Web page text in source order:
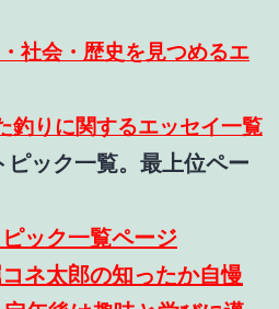
社会・歴史を見つめるエ
釣りに関するエッセイ一覧
ピック一覧。最上位ペー
ック一覧ページ
コネ太郎の知ったか自慢